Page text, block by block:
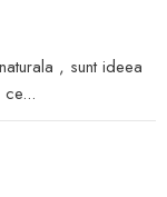
, sunt ideea